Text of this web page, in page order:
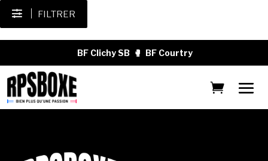
FILTRER
BF Clichy SB 🥊 BF Courtry